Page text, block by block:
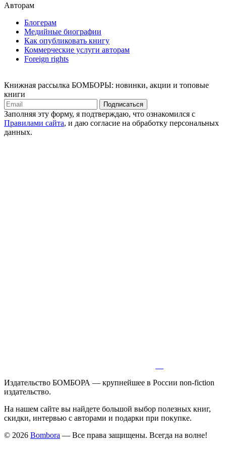
Авторам
Блогерам
Медийные биографии
Как опубликовать книгу
Коммерческие услуги авторам
Foreign rights
Книжная рассылка БОМБОРЫ: новинки, акции и топовые
книги
Подписаться
Заполняя эту форму, я подтверждаю, что ознакомился с
Правилами сайта, и даю согласие на обработку персональных
данных.
Издательство БОМБОРА — крупнейшее в России non-fiction
издательство.
На нашем сайте вы найдете большой выбор полезных книг,
скидки, интервью с авторами и подарки при покупке.
© 2026 Bombora — Все права защищены. Всегда на волне!